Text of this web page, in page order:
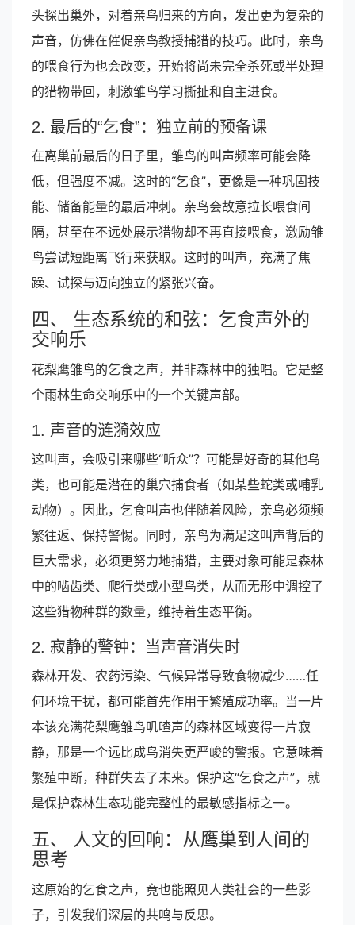
头探出巢外，对着亲鸟归来的方向，发出更为复杂的
声音，仿佛在催促亲鸟教授捕猎的技巧。此时，亲鸟
的喂食行为也会改变，开始将尚未完全杀死或半处理
的猎物带回，刺激雏鸟学习撕扯和自主进食。
2. 最后的“乞食”：独立前的预备课
在离巢前最后的日子里，雏鸟的叫声频率可能会降
低，但强度不减。这时的“乞食”，更像是一种巩固技
能、储备能量的最后冲刺。亲鸟会故意拉长喂食间
隔，甚至在不远处展示猎物却不再直接喂食，激励雏
鸟尝试短距离飞行来获取。这时的叫声，充满了焦
躁、试探与迈向独立的紧张兴奋。
四、 生态系统的和弦：乞食声外的
交响乐
花梨鹰雏鸟的乞食之声，并非森林中的独唱。它是整
个雨林生命交响乐中的一个关键声部。
1. 声音的涟漪效应
这叫声，会吸引来哪些“听众”？可能是好奇的其他鸟
类，也可能是潜在的巢穴捕食者（如某些蛇类或哺乳
动物）。因此，乞食叫声也伴随着风险，亲鸟必须频
繁往返、保持警惕。同时，亲鸟为满足这叫声背后的
巨大需求，必须更努力地捕猎，主要对象可能是森林
中的啮齿类、爬行类或小型鸟类，从而无形中调控了
这些猎物种群的数量，维持着生态平衡。
2. 寂静的警钟：当声音消失时
森林开发、农药污染、气候异常导致食物减少……任
何环境干扰，都可能首先作用于繁殖成功率。当一片
本该充满花梨鹰雏鸟叽喳声的森林区域变得一片寂
静，那是一个远比成鸟消失更严峻的警报。它意味着
繁殖中断，种群失去了未来。保护这“乞食之声”，就
是保护森林生态功能完整性的最敏感指标之一。
五、 人文的回响：从鹰巢到人间的
思考
这原始的乞食之声，竟也能照见人类社会的一些影
子，引发我们深层的共鸣与反思。